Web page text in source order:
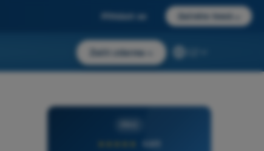
Přihlásit se Začněte hned
Začít zdarma
4,6/5